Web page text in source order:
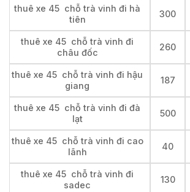
thuê xe 45 chỗ trà vinh đi hà
tiên
300
thuê xe 45 chỗ trà vinh đi
châu đốc
260
thuê xe 45 chỗ trà vinh đi hậu
giang
187
thuê xe 45 chỗ trà vinh đi đà
lạt
500
thuê xe 45 chỗ trà vinh đi cao
lãnh
40
thuê xe 45 chỗ trà vinh đi
sadec
130